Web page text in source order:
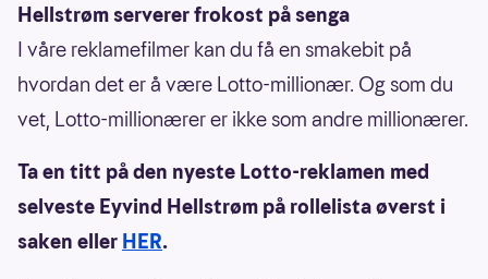
Hellstrøm serverer frokost på senga
I våre reklamefilmer kan du få en smakebit på
hvordan det er å være Lotto-millionær. Og som du
vet, Lotto-millionærer er ikke som andre millionærer.
Ta en titt på den nyeste Lotto-reklamen med
selveste Eyvind Hellstrøm på rollelista øverst i
saken eller HER.